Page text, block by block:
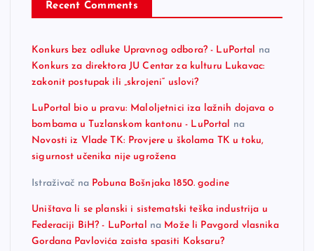
Recent Comments
Konkurs bez odluke Upravnog odbora? - LuPortal na
Konkurs za direktora JU Centar za kulturu Lukavac:
zakonit postupak ili „skrojeni“ uslovi?
LuPortal bio u pravu: Maloljetnici iza lažnih dojava o
bombama u Tuzlanskom kantonu - LuPortal na
Novosti iz Vlade TK: Provjere u školama TK u toku,
sigurnost učenika nije ugrožena
Istraživač na Pobuna Bošnjaka 1850. godine
Uništava li se planski i sistematski teška industrija u
Federaciji BiH? - LuPortal
na Može li Pavgord vlasnika
Gordana Pavlovića zaista spasiti Koksaru?